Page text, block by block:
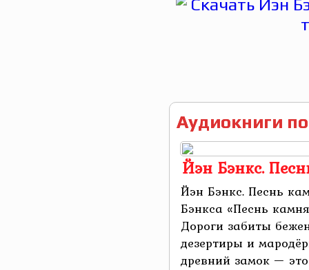
Аудиокниги
Йэн Бэнкс.
Йэн Бэнкс. Песнь
Бэнкса «Песнь
Дороги забиты
дезертиры и
древний замок —